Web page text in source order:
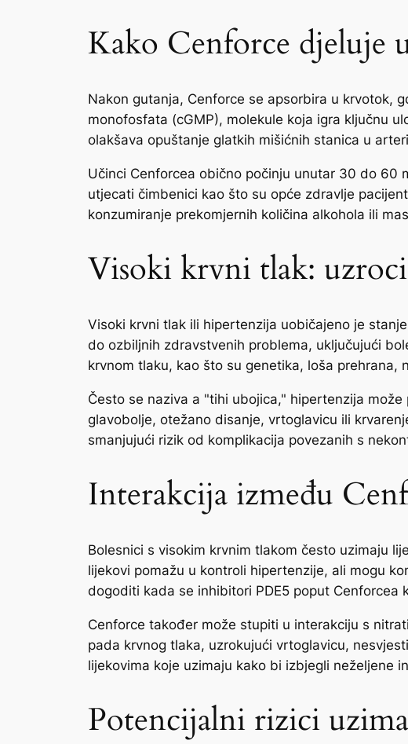
Kako Cenforce djeluje
Nakon gutanja, Cenforce se apsorbira u krvotok,
monofosfata (cGMP), molekule koja igra ključnu
olakšava opuštanje glatkih mišićnih stanica u
Učinci Cenforcea obično počinju unutar 30 do 60
utjecati čimbenici kao što su opće zdravlje
konzumiranje prekomjernih količina alkohola ili
Visoki krvni tlak:
Visoki krvni tlak ili hipertenzija uobičajeno je
do ozbiljnih zdravstvenih problema, uključujući
krvnom tlaku, kao što su genetika, loša
Često se naziva a "tihi ubojica," hipertenzija
glavobolje, otežano disanje, vrtoglavicu ili
smanjujući rizik od komplikacija povezanih s
Interakcija između
Bolesnici s visokim krvnim tlakom često uzimaju
lijekovi pomažu u kontroli hipertenzije, ali mogu
dogoditi kada se inhibitori PDE5 poput Cenforcea
Cenforce također može stupiti u interakciju s
pada krvnog tlaka, uzrokujući vrtoglavicu,
lijekovima koje uzimaju kako bi izbjegli neželjene
Potencijalni rizici